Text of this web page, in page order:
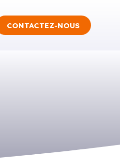
CONTACTEZ-NOUS